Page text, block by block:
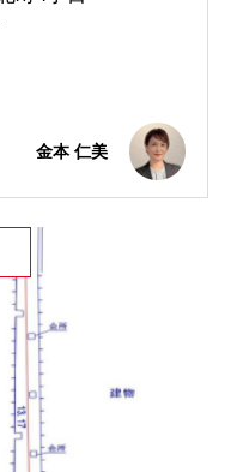
金本 仁美